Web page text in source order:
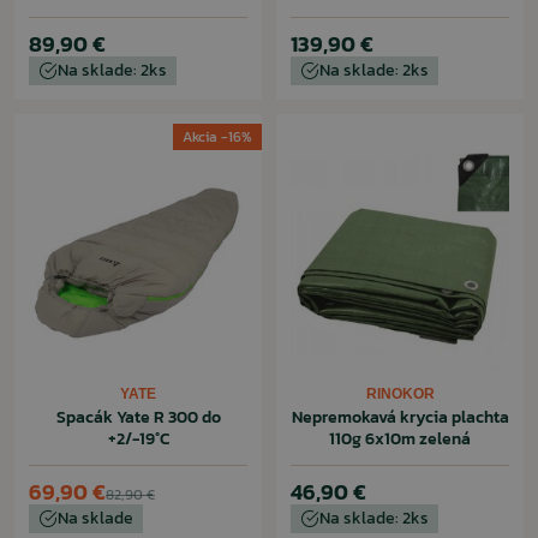
89,90 €
Na sklade: 2ks
139,90 €
Na sklade: 2ks
Akcia -16%
YATE
Spacák Yate R 300 do
+2/-19°C
82,90 €
69,90 €
Na sklade
RINOKOR
Nepremokavá krycia plachta
110g 6x10m zelená
46,90 €
Na sklade: 2ks